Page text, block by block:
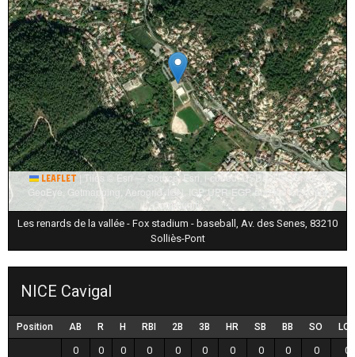
Leaflet | Tiles © Esri — Source: Esri, i-cubed, USDA, USGS, AEX,
GeoEye, Getmapping, Aerogrid, IGN, IGP, UPR-EGP, and the GIS User
Community
Les renards de la vallée - Fox stadium - baseball, Av. des Senes, 83210
Solliès-Pont
NICE Cavigal
Position AB R H RBI 2B 3B HR SB BB SO LOB
0 0 0 0 0 0 0 0 0 0 0